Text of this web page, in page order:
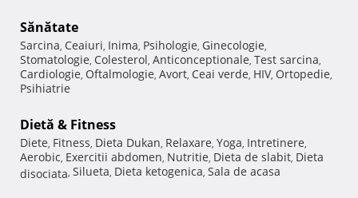
Sănătate
Sarcina, Ceaiuri, Inima, Psihologie, Ginecologie,
Stomatologie, Colesterol, Anticonceptionale, Test sarcina,
Cardiologie, Oftalmologie, Avort, Ceai verde, HIV, Ortopedie,
Psihiatrie
Dietă & Fitness
Diete, Fitness, Dieta Dukan, Relaxare, Yoga, Intretinere,
Aerobic, Exercitii abdomen, Nutritie, Dieta de slabit, Dieta
disociata, Silueta, Dieta ketogenica, Sala de acasa